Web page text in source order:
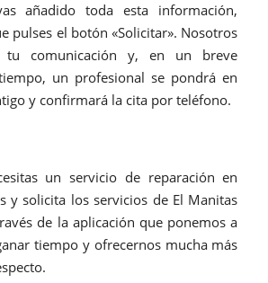
añadido toda esta información,
pulses el botón «Solicitar». Nosotros
tu comunicación y, en un breve
un profesional se pondrá en
y confirmará la cita por teléfono.
un servicio de reparación en
y solicita los servicios de El Manitas
de la aplicación que ponemos a
tiempo y ofrecernos mucha más